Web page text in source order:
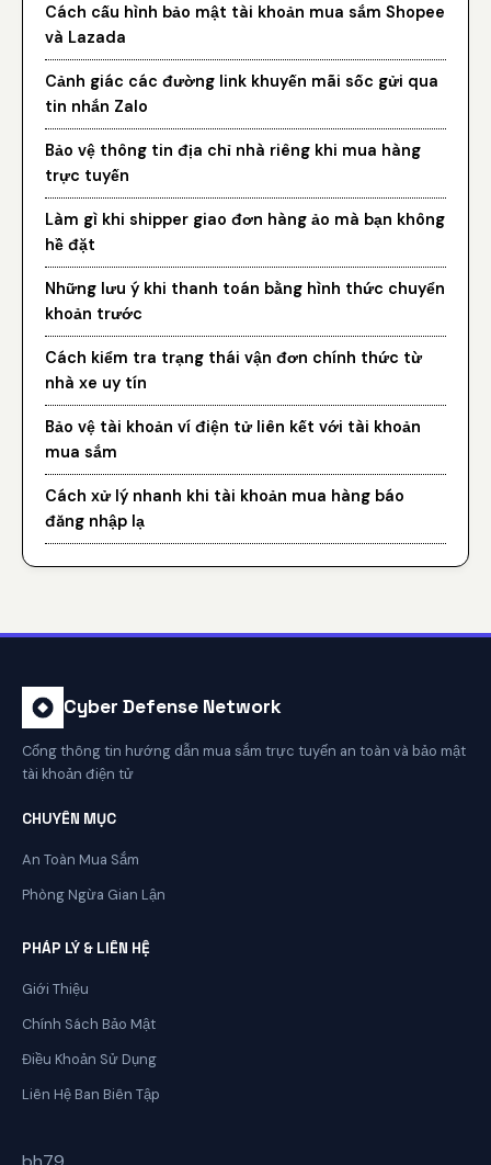
Cách cấu hình bảo mật tài khoản mua sắm Shopee
và Lazada
Cảnh giác các đường link khuyến mãi sốc gửi qua
tin nhắn Zalo
Bảo vệ thông tin địa chỉ nhà riêng khi mua hàng
trực tuyến
Làm gì khi shipper giao đơn hàng ảo mà bạn không
hề đặt
Những lưu ý khi thanh toán bằng hình thức chuyển
khoản trước
Cách kiểm tra trạng thái vận đơn chính thức từ
nhà xe uy tín
Bảo vệ tài khoản ví điện tử liên kết với tài khoản
mua sắm
Cách xử lý nhanh khi tài khoản mua hàng báo
đăng nhập lạ
Cyber Defense Network
Cổng thông tin hướng dẫn mua sắm trực tuyến an toàn và bảo mật
tài khoản điện tử
CHUYÊN MỤC
An Toàn Mua Sắm
Phòng Ngừa Gian Lận
PHÁP LÝ & LIÊN HỆ
Giới Thiệu
Chính Sách Bảo Mật
Điều Khoản Sử Dụng
Liên Hệ Ban Biên Tập